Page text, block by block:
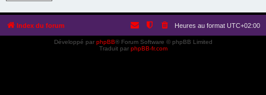
Index du forum Heures au format UTC+02:00
Développé par phpBB® Forum Software © phpBB Limited
Traduit par phpBB-fr.com